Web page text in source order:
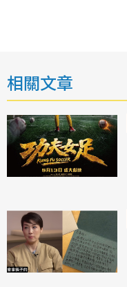
相關文章